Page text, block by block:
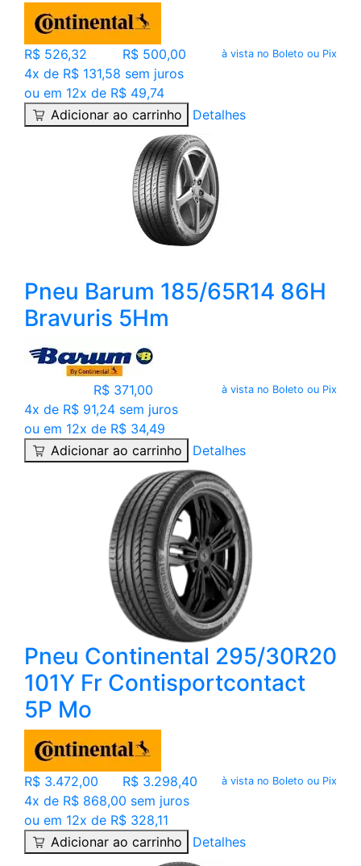
R$ 526,32 R$ 500,00 à vista no Boleto ou Pix
4x de R$ 131,58 sem juros
ou em 12x de R$ 49,74
Adicionar ao carrinho
Detalhes
Pneu Barum 185/65R14 86H
Bravuris 5Hm
R$ 371,00 à vista no Boleto ou Pix
4x de R$ 91,24 sem juros
ou em 12x de R$ 34,49
Adicionar ao carrinho
Detalhes
Pneu Continental 295/30R20
101Y Fr Contisportcontact
5P Mo
R$ 3.472,00 R$ 3.298,40 à vista no Boleto ou Pix
4x de R$ 868,00 sem juros
ou em 12x de R$ 328,11
Adicionar ao carrinho
Detalhes